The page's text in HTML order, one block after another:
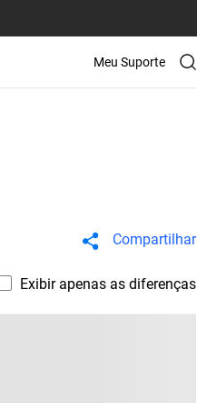
Meu Suporte
Compartilhar
Exibir apenas as diferenças